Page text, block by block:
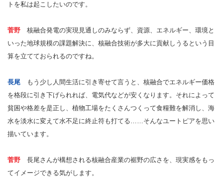
トを私は起こしたいのです。
菅野 核融合発電の実現見通しのみならず、資源、エネルギー、環境と
いった地球規模の課題解決に、核融合技術が多大に貢献しうるという目
算を立てておられるのですね。
長尾 もう少し人間生活に引き寄せて言うと、核融合でエネルギー価格
を格段に引き下げられれば、電気代などが安くなります。それによって
貧困や格差を是正し、植物工場をたくさんつくって食糧難を解消し、海
水を淡水に変えて水不足に終止符も打てる……そんなユートピアを思い
描いています。
菅野 長尾さんが構想される核融合産業の裾野の広さを、現実感をもっ
てイメージできる気がします。